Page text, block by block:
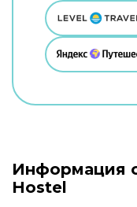
Информация
Hostel